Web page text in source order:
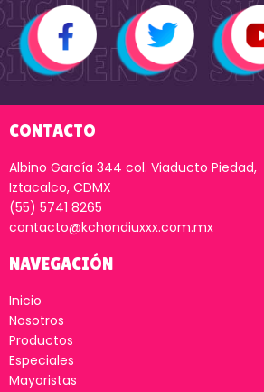
CONTACTO
Albino García 344 col. Viaducto Piedad,
Iztacalco, CDMX
(55) 5741 8265
contacto@kchondiuxxx.com.mx
NAVEGACIÓN
Inicio
Nosotros
Productos
Especiales
Mayoristas